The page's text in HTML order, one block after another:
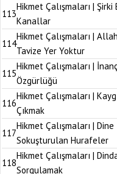
113
Hikmet Çalışmaları | Şirki
Kanallar
114
Hikmet Çalışmaları |
Tavize Yer Yoktur
115
Hikmet Çalışmaları |
Özgürlüğü
116
Hikmet Çalışmaları |
Çıkmak
117
Hikmet Çalışmaları | Dine
Sokuşturulan Hurafeler
118
Hikmet Çalışmaları |
Sorgulamak